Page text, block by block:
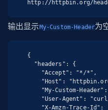
http://httpbin.org/
输出显示My-Custom-Header为
{